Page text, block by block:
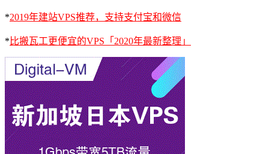
*2019年建站VPS推荐，支持支付宝和微信
* 比搬瓦工更便宜的VPS「2020年最新整理」